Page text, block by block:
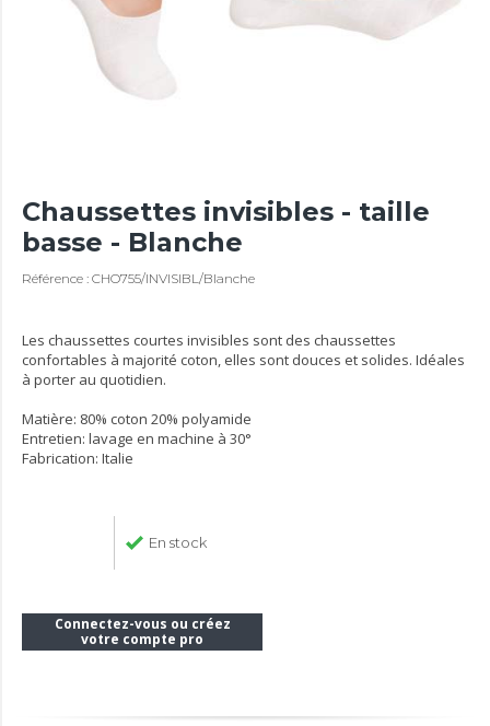
Chaussettes invisibles - taille
basse - Blanche
Référence : CHO755/INVISIBL/Blanche
Les chaussettes courtes invisibles sont des chaussettes
confortables à majorité coton, elles sont douces et solides. Idéales
à porter au quotidien.
Matière: 80% coton 20% polyamide
Entretien: lavage en machine à 30°
Fabrication: Italie
En stock
Connectez-vous ou créez
votre compte pro